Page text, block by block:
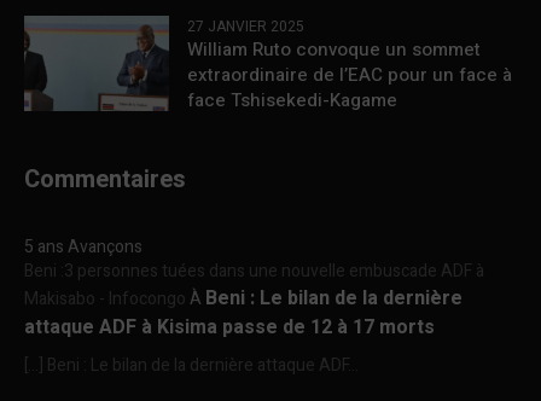
27 JANVIER 2025
William Ruto convoque un sommet
extraordinaire de l’EAC pour un face à
face Tshisekedi-Kagame
Commentaires
5 ans Avançons
Beni :3 personnes tuées dans une nouvelle embuscade ADF à
Makisabo - InfocongoÀ Beni : Le bilan de la dernière
attaque ADF à Kisima passe de 12 à 17 morts
[…] Beni : Le bilan de la dernière attaque ADF...